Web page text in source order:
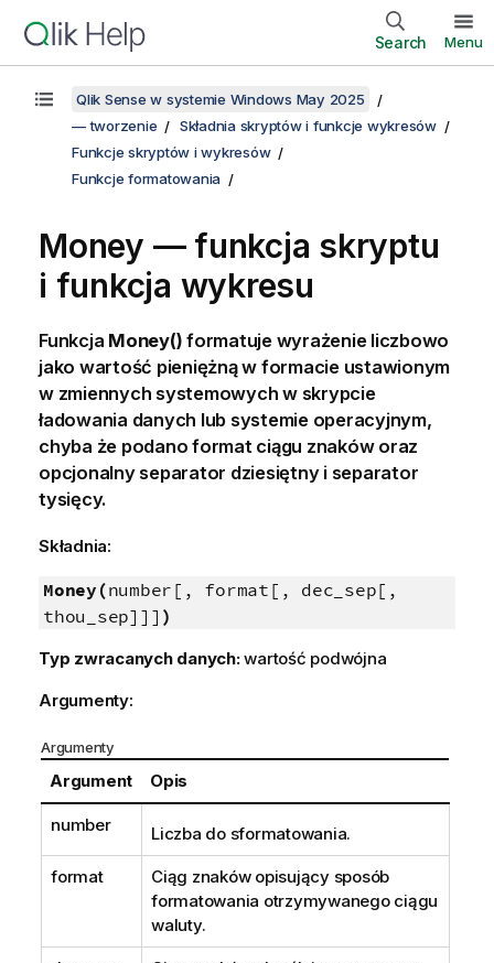
Search Menu
Qlik Sense w systemie Windows May 2025
— tworzenie
Składnia skryptów i funkcje wykresów
Funkcje skryptów i wykresów
Funkcje formatowania
Money — funkcja skryptu
i funkcja wykresu
Funkcja Money() formatuje wyrażenie liczbowo
jako wartość pieniężną w formacie ustawionym
w zmiennych systemowych w skrypcie
ładowania danych lub systemie operacyjnym,
chyba że podano format ciągu znaków oraz
opcjonalny separator dziesiętny i separator
tysięcy.
Składnia:
Money(number[, format[, dec_sep[,
thou_sep]]] )
Typ zwracanych danych:wartość podwójna
Argumenty:
Argumenty
Argument Opis
number Liczba do sformatowania.
format
Ciąg znaków opisujący sposób
formatowania otrzymywanego ciągu
waluty.